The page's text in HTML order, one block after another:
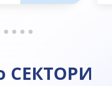
СЕКТОРИ